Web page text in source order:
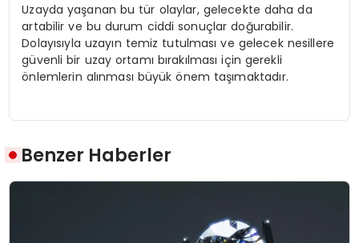
Uzayda yaşanan bu tür olaylar, gelecekte daha da
artabilir ve bu durum ciddi sonuçlar doğurabilir.
Dolayısıyla uzayın temiz tutulması ve gelecek nesillere
güvenli bir uzay ortamı bırakılması için gerekli
önlemlerin alınması büyük önem taşımaktadır.
Benzer Haberler